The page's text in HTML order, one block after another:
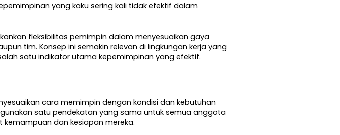
yang kaku sering kali tidak efektif dalam
fleksibilitas pemimpin dalam menyesuaikan gaya
tim. Konsep ini semakin relevan di lingkungan kerja yang
satu indikator utama kepemimpinan yang efektif.
cara memimpin dengan kondisi dan kebutuhan
satu pendekatan yang sama untuk semua anggota
dan kesiapan mereka.